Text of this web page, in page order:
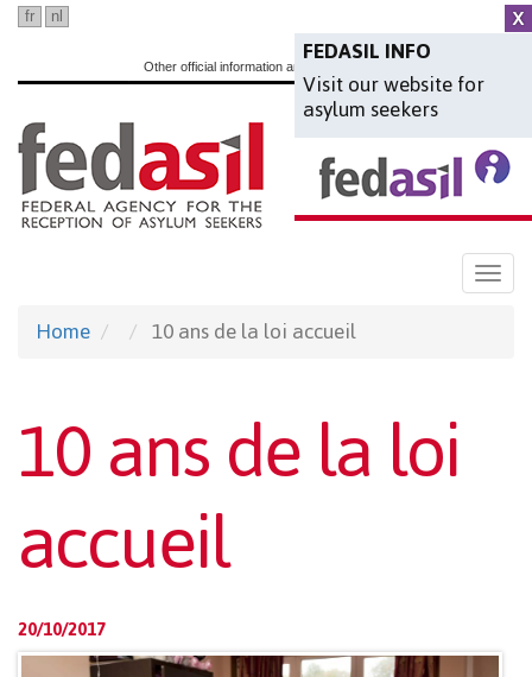
Skip
main
content
FEDASIL INFO
Visit our website for
asylum seekers
fr nl
Other official information and services:
Home 10 ans de la loi accueil
10 ans de la loi
accueil
20/10/2017